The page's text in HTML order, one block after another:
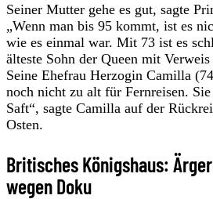
Seiner Mutter gehe es gut, sagte
„Wenn man bis 95 kommt, ist es
wie es einmal war. Mit 73 ist es
älteste Sohn der Queen mit
Seine Ehefrau Herzogin Camilla
noch nicht zu alt für Fernreisen.
Saft“, sagte Camilla auf der
Osten.
Britisches Königshaus:
wegen Doku